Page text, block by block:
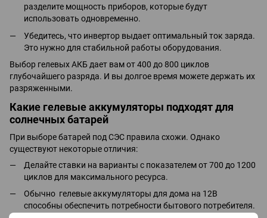
разделите мощность приборов, которые будут
использовать одновременно.
Убедитесь, что инвертор выдает оптимальный ток заряда.
Это нужно для стабильной работы оборудования.
Выбор гелевых АКБ дает вам от 400 до 800 циклов
глубочайшего разряда. И вы долгое время можете держать их
разряженными.
Какие гелевые аккумуляторы подходят для
солнечных батарей
При выборе батарей под СЭС правила схожи. Однако
существуют некоторые отличия:
Делайте ставки на варианты с показателем от 700 до 1200
циклов для максимального ресурса.
Обычно гелевые аккумуляторы для дома на 12В
способны обеспечить потребности бытового потребителя.